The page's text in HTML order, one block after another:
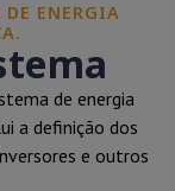
ENERGIA
de energia
a definição dos
e outros